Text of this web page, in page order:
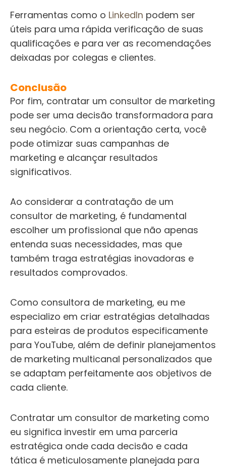
Ferramentas como o LinkedIn podem ser
úteis para uma rápida verificação de suas
qualificações e para ver as recomendações
deixadas por colegas e clientes.
Conclusão
Por fim, contratar um consultor de marketing
pode ser uma decisão transformadora para
seu negócio. Com a orientação certa, você
pode otimizar suas campanhas de
marketing e alcançar resultados
significativos.
Ao considerar a contratação de um
consultor de marketing, é fundamental
escolher um profissional que não apenas
entenda suas necessidades, mas que
também traga estratégias inovadoras e
resultados comprovados.
Como consultora de marketing, eu me
especializo em criar estratégias detalhadas
para esteiras de produtos especificamente
para YouTube, além de definir planejamentos
de marketing multicanal personalizados que
se adaptam perfeitamente aos objetivos de
cada cliente.
Contratar um consultor de marketing como
eu significa investir em uma parceria
estratégica onde cada decisão e cada
tática é meticulosamente planejada para